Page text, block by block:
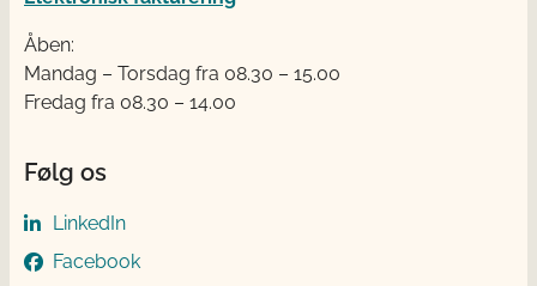
Åben:
Mandag – Torsdag fra 08.30 – 15.00
Fredag fra 08.30 – 14.00
Følg os
LinkedIn
Facebook